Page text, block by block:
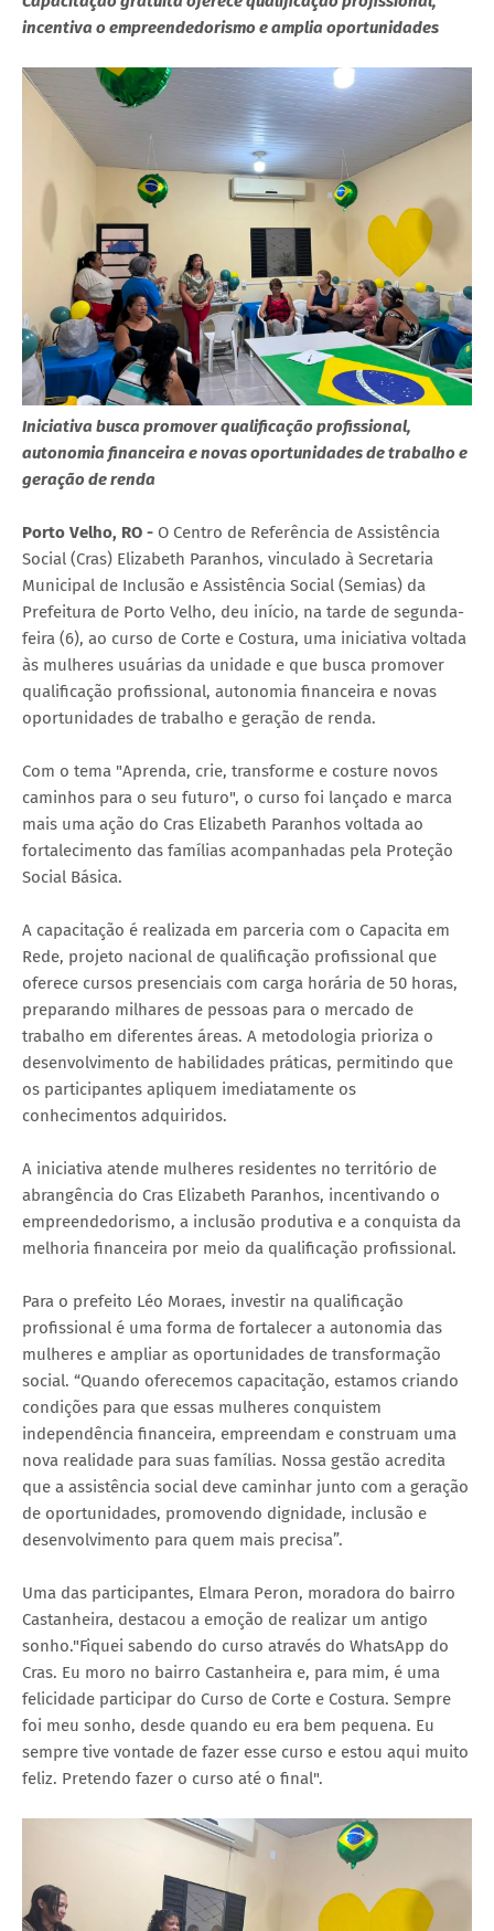
incentiva o empreendedorismo e amplia oportunidades
Iniciativa busca promover qualificação profissional,
autonomia financeira e novas oportunidades de trabalho e
geração de renda
Porto Velho, RO - O Centro de Referência de Assistência
Social (Cras) Elizabeth Paranhos, vinculado à Secretaria
Municipal de Inclusão e Assistência Social (Semias) da
Prefeitura de Porto Velho, deu início, na tarde de segunda-
feira (6), ao curso de Corte e Costura, uma iniciativa voltada
às mulheres usuárias da unidade e que busca promover
qualificação profissional, autonomia financeira e novas
oportunidades de trabalho e geração de renda.
Com o tema "Aprenda, crie, transforme e costure novos
caminhos para o seu futuro", o curso foi lançado e marca
mais uma ação do Cras Elizabeth Paranhos voltada ao
fortalecimento das famílias acompanhadas pela Proteção
Social Básica.
A capacitação é realizada em parceria com o Capacita em
Rede, projeto nacional de qualificação profissional que
oferece cursos presenciais com carga horária de 50 horas,
preparando milhares de pessoas para o mercado de
trabalho em diferentes áreas. A metodologia prioriza o
desenvolvimento de habilidades práticas, permitindo que
os participantes apliquem imediatamente os
conhecimentos adquiridos.
A iniciativa atende mulheres residentes no território de
abrangência do Cras Elizabeth Paranhos, incentivando o
empreendedorismo, a inclusão produtiva e a conquista da
melhoria financeira por meio da qualificação profissional.
Para o prefeito Léo Moraes, investir na qualificação
profissional é uma forma de fortalecer a autonomia das
mulheres e ampliar as oportunidades de transformação
social. “Quando oferecemos capacitação, estamos criando
condições para que essas mulheres conquistem
independência financeira, empreendam e construam uma
nova realidade para suas famílias. Nossa gestão acredita
que a assistência social deve caminhar junto com a geração
de oportunidades, promovendo dignidade, inclusão e
desenvolvimento para quem mais precisa”.
Uma das participantes, Elmara Peron, moradora do bairro
Castanheira, destacou a emoção de realizar um antigo
sonho."Fiquei sabendo do curso através do WhatsApp do
Cras. Eu moro no bairro Castanheira e, para mim, é uma
felicidade participar do Curso de Corte e Costura. Sempre
foi meu sonho, desde quando eu era bem pequena. Eu
sempre tive vontade de fazer esse curso e estou aqui muito
feliz. Pretendo fazer o curso até o final".